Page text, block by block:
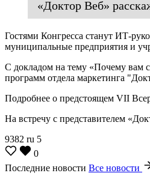
«Доктор Веб»
Гостями Конгресса станут ИТ-
муниципальные предприятия и
С докладом на тему «Почему вам
программ отдела маркетинга
Подробнее о предстоящем VII
На встречу с представителем
9382 ru 5
0
Последние новости Все новости